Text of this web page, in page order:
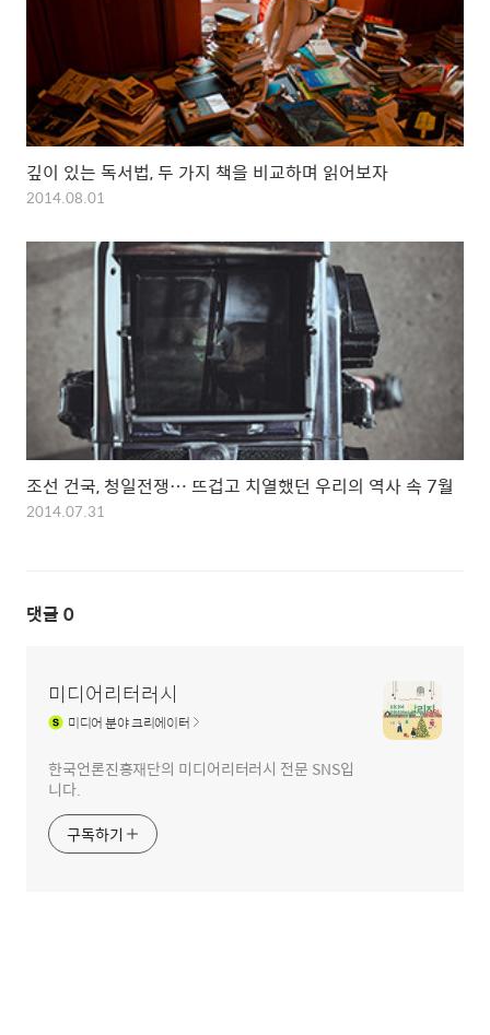
깊이 있는 독서법, 두 가지 책을 비교하며 읽어보자
2014.08.01
조선 건국, 청일전쟁… 뜨겁고 치열했던 우리의 역사 속 7월
2014.07.31
댓글 0
미디어리터러시
미디어분야 크리에이터
한국언론진흥재단의 미디어리터러시 전문 SNS입
니다.
구독하기